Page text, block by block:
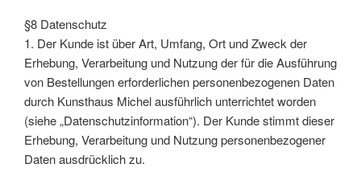
§8 Datenschutz
1. Der Kunde ist über Art, Umfang, Ort und Zweck der
Erhebung, Verarbeitung und Nutzung der für die Ausführung
von Bestellungen erforderlichen personenbezogenen Daten
durch Kunsthaus Michel ausführlich unterrichtet worden
(siehe „Datenschutzinformation“). Der Kunde stimmt dieser
Erhebung, Verarbeitung und Nutzung personenbezogener
Daten ausdrücklich zu.